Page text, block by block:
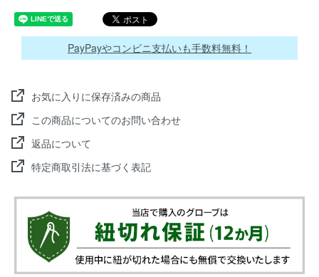
PayPayやコンビニ支払いも手数料無料！
お気に入りに保存済みの商品
この商品についてのお問い合わせ
返品について
特定商取引法に基づく表記